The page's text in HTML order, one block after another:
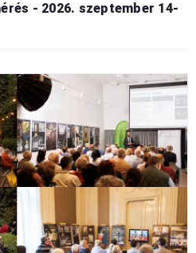
- 2026. szeptember 14-